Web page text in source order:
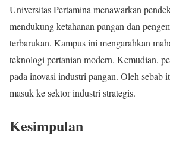
Universitas Pertamina menawarkan
mendukung ketahanan pangan dan
terbarukan. Kampus ini mengarahkan
teknologi pertanian modern. Kemudian,
pada inovasi industri pangan. Oleh sebab
masuk ke sektor industri strategis.
Kesimpulan